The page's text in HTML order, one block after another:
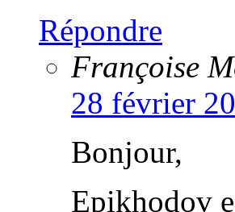
Répondre
Françoise
28 février
Bonjour,
Epikhodov